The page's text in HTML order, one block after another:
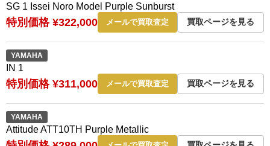
SG 1 Issei Noro Model Purple Sunburst
特別価格 ¥322,000 メールで買取査定 買取ページを見る
YAMAHA
IN 1
特別価格 ¥311,000 メールで買取査定 買取ページを見る
YAMAHA
Attitude ATT10TH Purple Metallic